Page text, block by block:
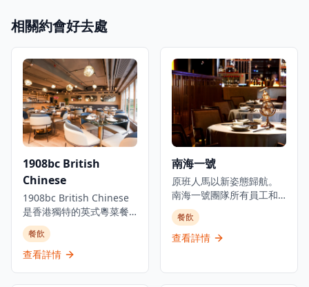
相關約會好去處
1908bc British
Chinese
1908bc British Chinese
是香港獨特的英式粵菜餐
廳，結合了來自香港頂級
餐廳超過100年的粵菜烹飪
經驗。餐廳名稱
餐飲
查看詳情
南海一號
原班人馬以新姿態歸航。
南海一號團隊所有員工和
廚師原班人馬已完成馬六
甲之旅並重返崗位，以新
面貌為您呈獻經典及全新
餐飲
查看詳情